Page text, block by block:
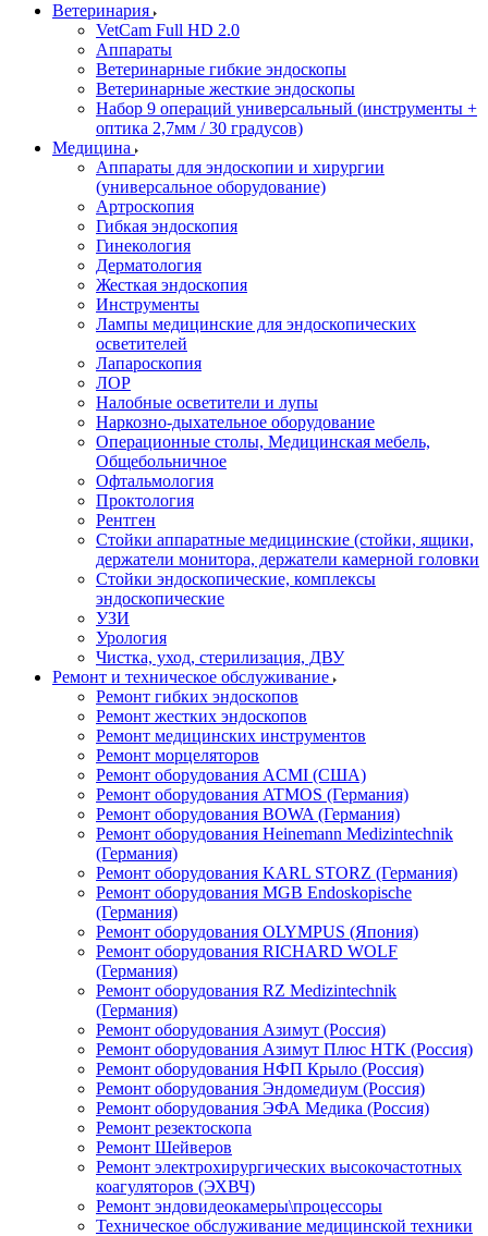
Ветеринария
VetCam Full HD 2.0
Аппараты
Ветеринарные гибкие эндоскопы
Ветеринарные жесткие эндоскопы
Набор 9 операций универсальный (инструменты +
оптика 2,7мм / 30 градусов)
Медицина
Аппараты для эндоскопии и хирургии
(универсальное оборудование)
Артроскопия
Гибкая эндоскопия
Гинекология
Дерматология
Жесткая эндоскопия
Инструменты
Лампы медицинские для эндоскопических
осветителей
Лапароскопия
ЛОР
Налобные осветители и лупы
Наркозно-дыхательное оборудование
Операционные столы, Медицинская мебель,
Общебольничное
Офтальмология
Проктология
Рентген
Стойки аппаратные медицинские (стойки, ящики,
держатели монитора, держатели камерной головки
Стойки эндоскопические, комплексы
эндоскопические
УЗИ
Урология
Чистка, уход, стерилизация, ДВУ
Ремонт и техническое обслуживание
Ремонт гибких эндоскопов
Ремонт жестких эндоскопов
Ремонт медицинских инструментов
Ремонт морцеляторов
Ремонт оборудования ACMI (США)
Ремонт оборудования ATMOS (Германия)
Ремонт оборудования BOWA (Германия)
Ремонт оборудования Heinemann Medizintechnik
(Германия)
Ремонт оборудования KARL STORZ (Германия)
Ремонт оборудования MGB Endoskopische
(Германия)
Ремонт оборудования OLYMPUS (Япония)
Ремонт оборудования RICHARD WOLF
(Германия)
Ремонт оборудования RZ Medizintechnik
(Германия)
Ремонт оборудования Азимут (Россия)
Ремонт оборудования Азимут Плюс НТК (Россия)
Ремонт оборудования НФП Крыло (Россия)
Ремонт оборудования Эндомедиум (Россия)
Ремонт оборудования ЭФА Медика (Россия)
Ремонт резектоскопа
Ремонт Шейверов
Ремонт электрохирургических высокочастотных
коагуляторов (ЭХВЧ)
Ремонт эндовидеокамеры\процессоры
Техническое обслуживание медицинской техники